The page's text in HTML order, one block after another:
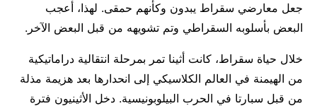
جعل معارضي سقراط يبدون وكأنهم حمقى. لهذا، أعجب
البعض بأسلوبه السقراطي وتم تشويهه من قبل البعض الآخر.
خلال حياة سقراط، كانت أثينا تمر بمرحلة انتقالية دراماتيكية
من الهيمنة في العالم الكلاسيكي إلى انحدارها بعد هزيمة مذلة
من قبل سبارتا في الحرب البيلوبونيسية. دخل الأثينيون فترة